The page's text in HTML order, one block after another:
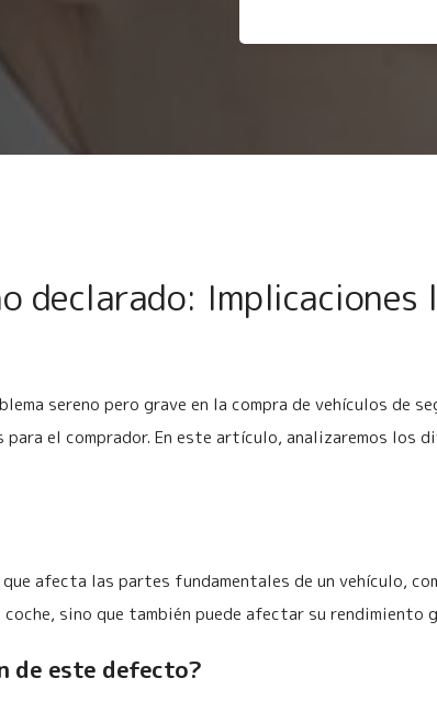
declarado: Implicaciones
sereno pero grave en la compra de vehículos de
para el comprador. En este artículo, analizaremos
afecta las partes fundamentales de un vehículo,
sino que también puede afectar su rendimiento
de este defecto?